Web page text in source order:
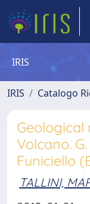
IRIS
IRIS Catalogo
Geological
Volcano.
Funiciello
TALLINI,